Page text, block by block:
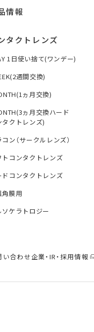
情報
タクトレンズ
1日使い捨て(ワンデー)
週間交換)
ヵ月交換)
ヵ月交換ハード
タクトレンズ)
ン（サークルレンズ）
トコンタクトレンズ
ドコンタクトレンズ
角膜用
ソケラトロジー
い合わせ企業・IR・採用情報